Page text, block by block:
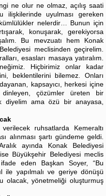
ne olur ne olmaz, açılış saati
ilişkilerinde uyulması gereken
nelerdir… Bunun için
konuşarak, gerekiyorsa
Bu mevzuatı hem Konak
meclisinden geçirelim.
esasları masaya yatıralım.
Hiçbirimiz onlar kadar
beklentilerini bilemez. Onları
kapsayıcı, herkesi içine
çözümler üreten bir
diyelim ama özü bir anayasa,
ruhsatlarda Kemeraltı
alınması şartı gündeme geldi.
ayında Konak Belediyesi
Büyükşehir Belediyesi meclis
eden Başkan Soyer, “Bu
ile yapılmalı ve geriye dönüşü
olacak, yönetmeliği oluşturmuş